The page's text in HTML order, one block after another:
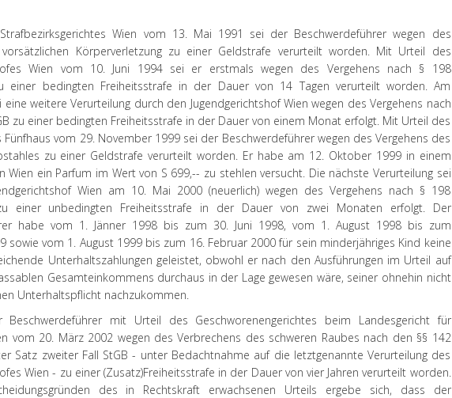
Wien vom 13. Mai 1991 sei der Beschwerdeführer wegen des
Körperverletzung zu einer Geldstrafe verurteilt worden. Mit Urteil des
Wien vom 10. Juni 1994 sei er erstmals wegen des Vergehens nach § 198
einer bedingten Freiheitsstrafe in der Dauer von 14 Tagen verurteilt worden. Am
eine weitere Verurteilung durch den Jugendgerichtshof Wien wegen des Vergehens nach
zu einer bedingten Freiheitsstrafe in der Dauer von einem Monat erfolgt. Mit Urteil des
Fünfhaus vom 29. November 1999 sei der Beschwerdeführer wegen des Vergehens des
zu einer Geldstrafe verurteilt worden. Er habe am 12. Oktober 1999 in einem
Wien ein Parfum im Wert von S 699,-- zu stehlen versucht. Die nächste Verurteilung sei
Wien am 10. Mai 2000 (neuerlich) wegen des Vergehens nach § 198
einer unbedingten Freiheitsstrafe in der Dauer von zwei Monaten erfolgt. Der
habe vom 1. Jänner 1998 bis zum 30. Juni 1998, vom 1. August 1998 bis zum
sowie vom 1. August 1999 bis zum 16. Februar 2000 für sein minderjähriges Kind keine
Unterhaltszahlungen geleistet, obwohl er nach den Ausführungen im Urteil auf
Gesamteinkommens durchaus in der Lage gewesen wäre, seiner ohnehin nicht
Unterhaltspflicht nachzukommen.
mit Urteil des Geschworenengerichtes beim Landesgericht für
vom 20. März 2002 wegen des Verbrechens des schweren Raubes nach den §§ 142
Satz zweiter Fall StGB - unter Bedachtnahme auf die letztgenannte Verurteilung des
Wien - zu einer (Zusatz)Freiheitsstrafe in der Dauer von vier Jahren verurteilt worden.
des in Rechtskraft erwachsenen Urteils ergebe sich, dass der